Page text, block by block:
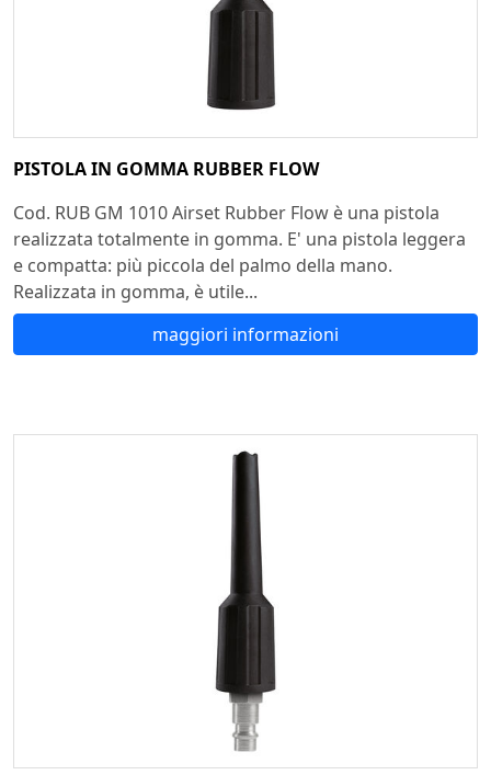
PISTOLA IN GOMMA RUBBER FLOW
Cod. RUB GM 1010 Airset Rubber Flow è una pistola
realizzata totalmente in gomma. E' una pistola leggera
e compatta: più piccola del palmo della mano.
Realizzata in gomma, è utile...
maggiori informazioni